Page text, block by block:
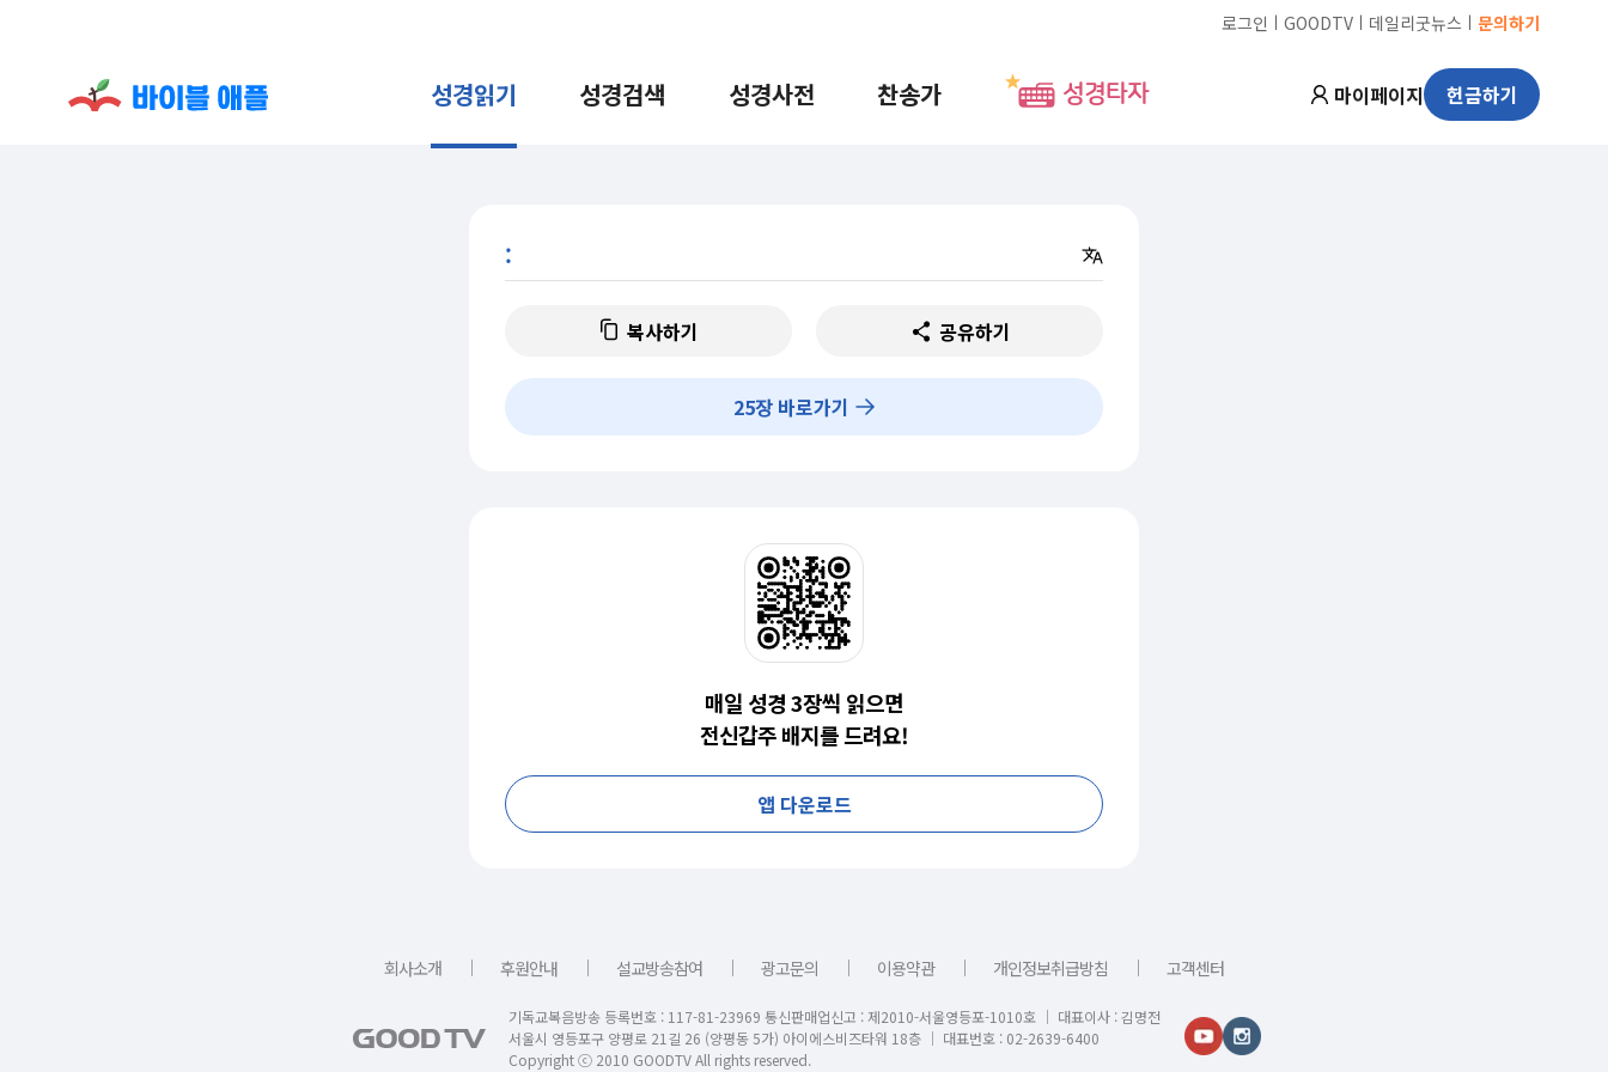
로그인 ㅣ GOODTV ㅣ 데일리굿뉴스 ㅣ 문의하기
성경읽기 성경검색 성경사전 찬송가 성경타자 마이페이지 헌금하기
:
복사하기 공유하기
25장 바로가기
매일 성경 3장씩 읽으면
전신갑주 배지를 드려요!
앱 다운로드
회사소개 ｜ 후원안내 ｜ 설교방송참여 ｜ 광고문의 ｜ 이용약관 ｜ 개인정보취급방침 ｜ 고객센터
기독교복음방송 등록번호 : 117-81-23969 통신판매업신고 : 제2010-서울영등포-1010호 │ 대표이사 : 김명전
서울시 영등포구 양평로 21길 26 (양평동 5가) 아이에스비즈타워 18층 │ 대표번호 : 02-2639-6400
Copyright ⓒ 2010 GOODTV All rights reserved.